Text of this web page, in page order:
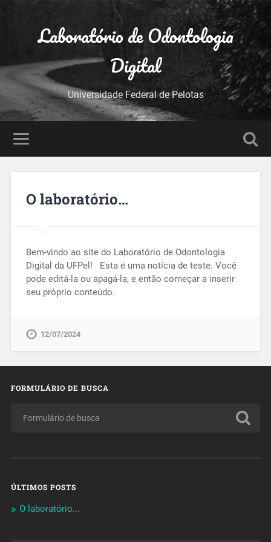
Laboratório de Odontologia
Digital
Universidade Federal de Pelotas
O laboratório…
Bem-vindo ao site do Laboratório de Odontologia
Digital da UFPel! Esta é uma notícia de teste. Você
pode editá-la ou apagá-la, e então começar a inserir
seu próprio conteúdo.
12/07/2024
FORMULÁRIO DE BUSCA
ÚLTIMOS POSTS
O laboratório...